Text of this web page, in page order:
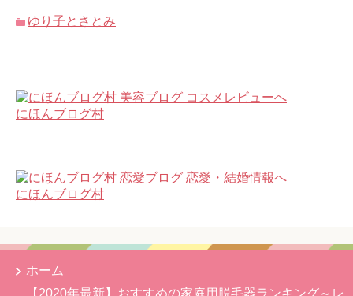
ゆり子とさとみ
にほんブログ村
にほんブログ村
ホーム